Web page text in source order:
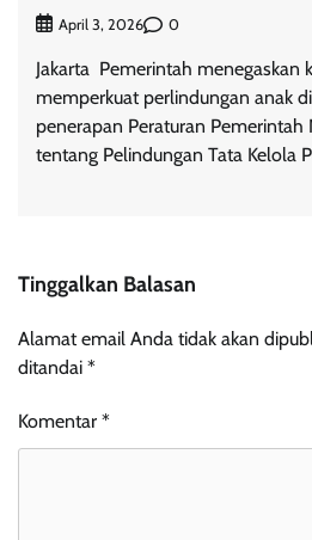
April 3, 2026 0
Jakarta  Pemerintah
memperkuat perlindungan anak
penerapan Peraturan Pemerintah
tentang Pelindungan Tata Kelola
Tinggalkan Balasan
Alamat email Anda tidak akan
ditandai *
Komentar *